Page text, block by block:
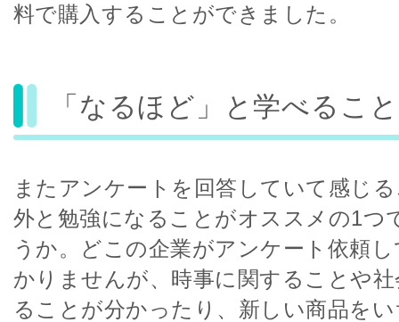
料で購入することができました。
「なるほど」と学べるこ
またアンケートを回答していて感じ
外と勉強になることがオススメの1つ
うか。どこの企業がアンケート依頼
かりませんが、時事に関することや
ることが分かったり、新しい商品を